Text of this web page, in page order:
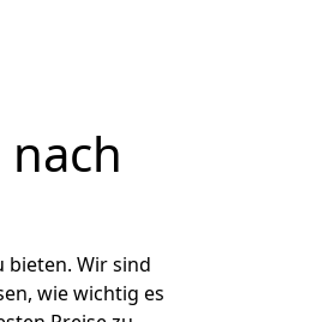
bieten. Wir sind
wie wichtig es